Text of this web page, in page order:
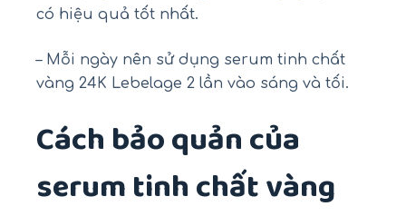
có hiệu quả tốt nhất.
– Mỗi ngày nên sử dụng serum tinh chất
vàng 24K Lebelage 2 lần vào sáng và tối.
Cách bảo quản của
serum tinh chất vàng